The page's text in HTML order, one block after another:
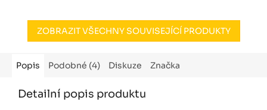
ZOBRAZIT VŠECHNY SOUVISEJÍCÍ PRODUKTY
Popis Podobné (4) Diskuze Značka
Detailní popis produktu